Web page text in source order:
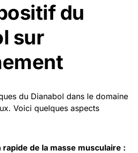
du
sur
du Dianabol dans le domaine
Voici quelques aspects
de la masse musculaire :